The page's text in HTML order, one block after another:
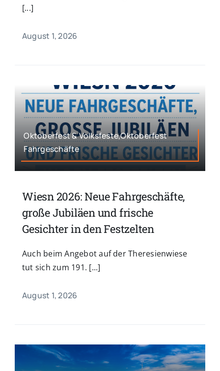
[...]
August 1, 2026
Oktoberfest & Volksfeste,Oktoberfest
Fahrgeschäfte
Wiesn 2026: Neue Fahrgeschäfte,
große Jubiläen und frische
Gesichter in den Festzelten
Auch beim Angebot auf der Theresienwiese
tut sich zum 191. [...]
August 1, 2026